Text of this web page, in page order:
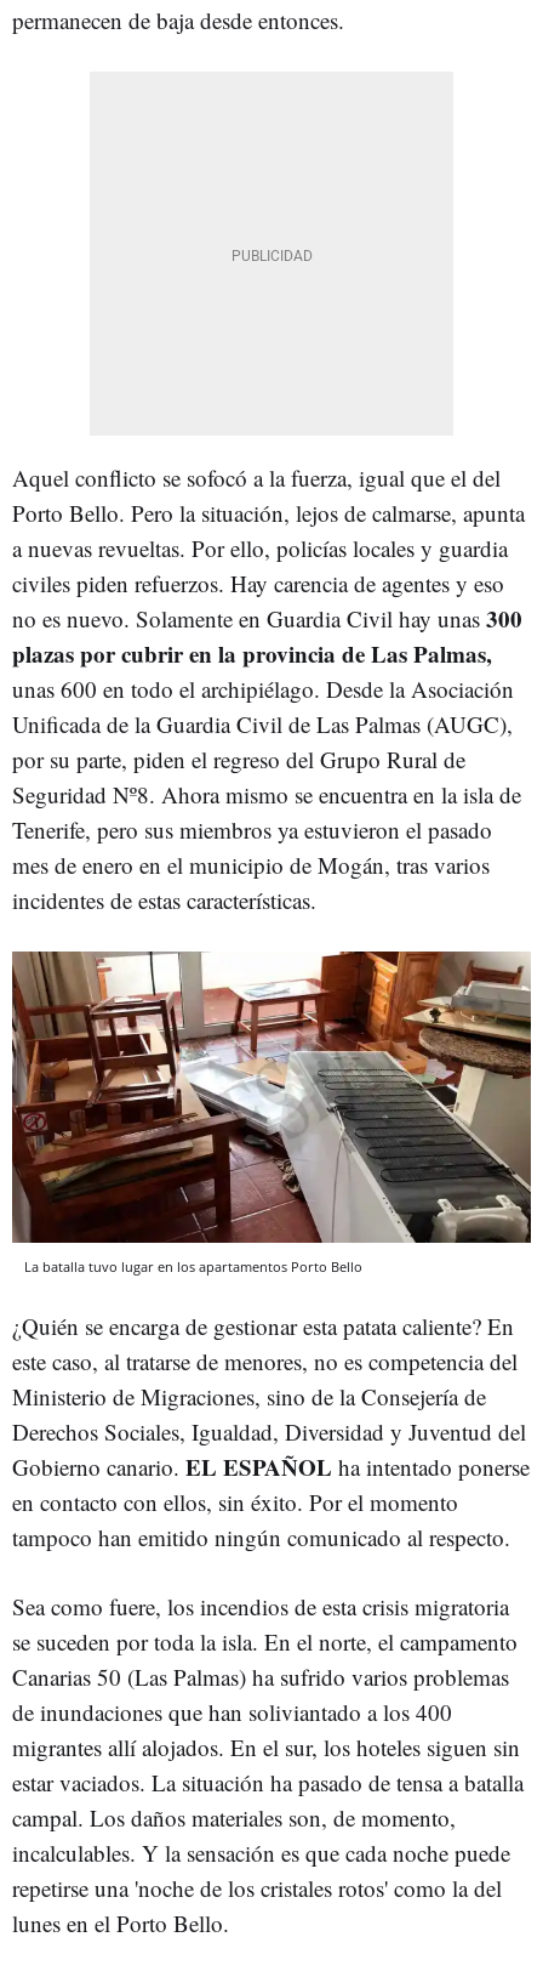
permanecen de baja desde entonces.
Aquel conflicto se sofocó a la fuerza, igual que el del
Porto Bello. Pero la situación, lejos de calmarse, apunta
a nuevas revueltas. Por ello, policías locales y guardia
civiles piden refuerzos. Hay carencia de agentes y eso
no es nuevo. Solamente en Guardia Civil hay unas 300
plazas por cubrir en la provincia de Las Palmas,
unas 600 en todo el archipiélago. Desde la Asociación
Unificada de la Guardia Civil de Las Palmas (AUGC),
por su parte, piden el regreso del Grupo Rural de
Seguridad Nº8. Ahora mismo se encuentra en la isla de
Tenerife, pero sus miembros ya estuvieron el pasado
mes de enero en el municipio de Mogán, tras varios
incidentes de estas características.
La batalla tuvo lugar en los apartamentos Porto Bello
¿Quién se encarga de gestionar esta patata caliente? En
este caso, al tratarse de menores, no es competencia del
Ministerio de Migraciones, sino de la Consejería de
Derechos Sociales, Igualdad, Diversidad y Juventud del
Gobierno canario. EL ESPAÑOL ha intentado ponerse
en contacto con ellos, sin éxito. Por el momento
tampoco han emitido ningún comunicado al respecto.
Sea como fuere, los incendios de esta crisis migratoria
se suceden por toda la isla. En el norte, el campamento
Canarias 50 (Las Palmas) ha sufrido varios problemas
de inundaciones que han soliviantado a los 400
migrantes allí alojados. En el sur, los hoteles siguen sin
estar vaciados. La situación ha pasado de tensa a batalla
campal. Los daños materiales son, de momento,
incalculables. Y la sensación es que cada noche puede
repetirse una 'noche de los cristales rotos' como la del
lunes en el Porto Bello.